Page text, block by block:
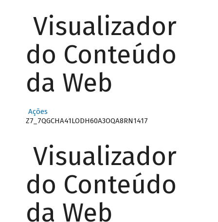
Visualizador
do Conteúdo
da Web
Ações
Z7_7QGCHA41LODH60A3OQA8RN1417
Visualizador
do Conteúdo
da Web